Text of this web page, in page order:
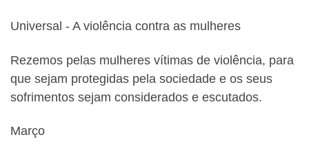
Universal ‐ A violência contra as mulheres
Rezemos pelas mulheres vítimas de violência, para
que sejam protegidas pela sociedade e os seus
sofrimentos sejam considerados e escutados.
Março